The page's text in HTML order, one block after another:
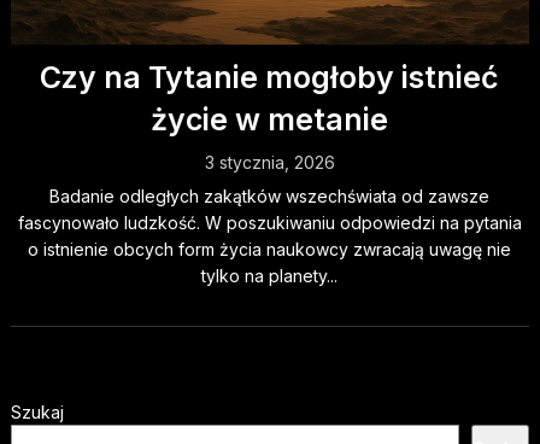
Czy na Tytanie mogłoby istnieć
życie w metanie
3 stycznia, 2026
Badanie odległych zakątków wszechświata od zawsze
fascynowało ludzkość. W poszukiwaniu odpowiedzi na pytania
o istnienie obcych form życia naukowcy zwracają uwagę nie
tylko na planety...
Szukaj